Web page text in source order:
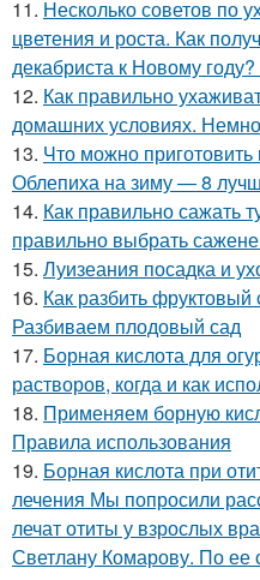
11. Несколько советов по
цветения и роста. Как
декабриста к Новому
12. Как правильно
домашних условиях.
13. Что можно
Облепиха на зиму — 8
14. Как правильно сажать
правильно выбрать
15. Луизеания посадка и
16. Как разбить
Разбиваем плодовый сад
17. Борная кислота для
растворов, когда и как
18. Применяем борную
Правила использования
19. Борная кислота при
лечения Мы попросили
лечат отиты у взрослых
Светлану Комарову. По ее